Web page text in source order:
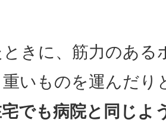
きに、筋力のある
いものを運んだり
でも病院と同じよ